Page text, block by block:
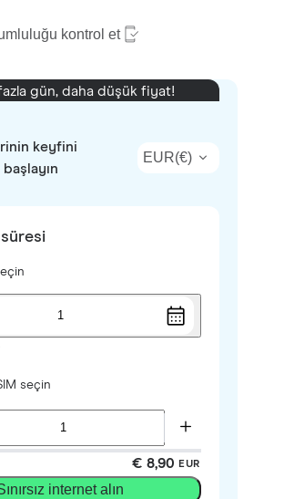
kontrol et
gün, daha düşük fiyat!
keyfini
EUR(€)
1
seçin
€ 8,90 EUR
internet alın